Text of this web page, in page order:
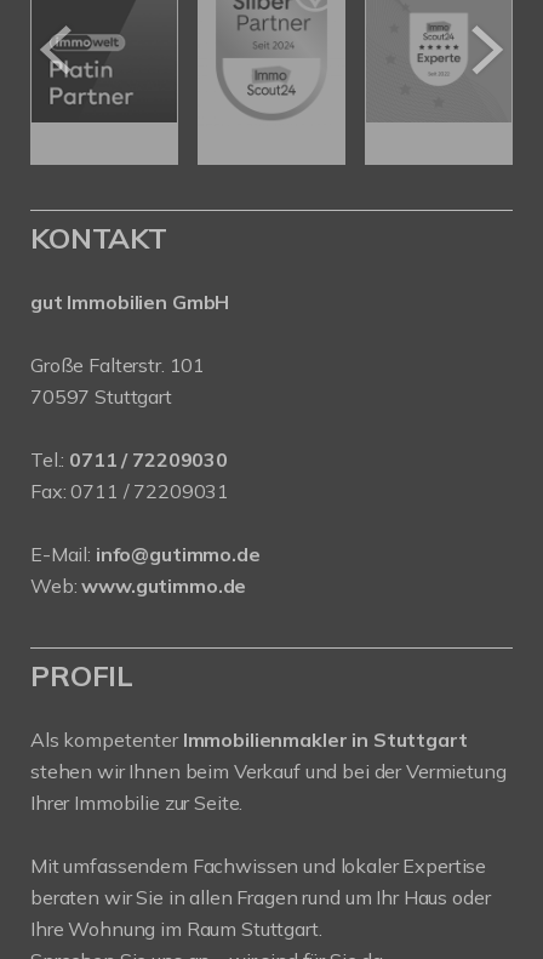
KONTAKT
gut Immobilien GmbH
Große Falterstr. 101
70597 Stuttgart
Tel.: 0711 / 72209030
Fax: 0711 / 72209031
E-Mail: info@gutimmo.de
Web:www.gutimmo.de
PROFIL
Als kompetenter Immobilienmakler in Stuttgart
stehen wir Ihnen beim Verkauf und bei der Vermietung
Ihrer Immobilie zur Seite.
Mit umfassendem Fachwissen und lokaler Expertise
beraten wir Sie in allen Fragen rund um Ihr Haus oder
Ihre Wohnung im Raum Stuttgart.